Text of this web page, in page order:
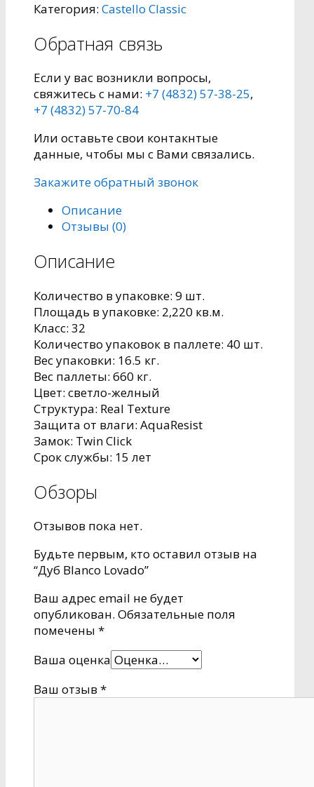
Категория: Castello Classic
Обратная связь
Если у вас возникли вопросы,
свяжитесь с нами: +7 (4832) 57-38-25,
+7 (4832) 57-70-84
Или оставьте свои контакнтые
данные, чтобы мы с Вами связались.
Закажите обратный звонок
Описание
Отзывы (0)
Описание
Количество в упаковке: 9 шт.
Площадь в упаковке: 2,220 кв.м.
Класс: 32
Количество упаковок в паллете: 40 шт.
Вес упаковки: 16.5 кг.
Вес паллеты: 660 кг.
Цвет: светло-желный
Структура: Real Texture
Защита от влаги: AquaResist
Замок: Twin Click
Срок службы: 15 лет
Обзоры
Отзывов пока нет.
Будьте первым, кто оставил отзыв на
“Дуб Blanco Lovado”
Ваш адрес email не будет
опубликован. Обязательные поля
помечены *
Ваша оценка
Ваш отзыв *